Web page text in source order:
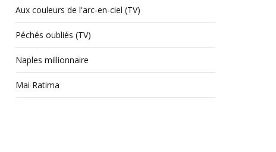
Aux couleurs de l'arc-en-ciel (TV)
Péchés oubliés (TV)
Naples millionnaire
Mai Ratima